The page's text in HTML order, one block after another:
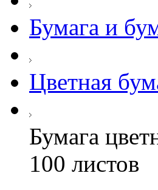
Бумага и
Цветная
Бумага
100 листов